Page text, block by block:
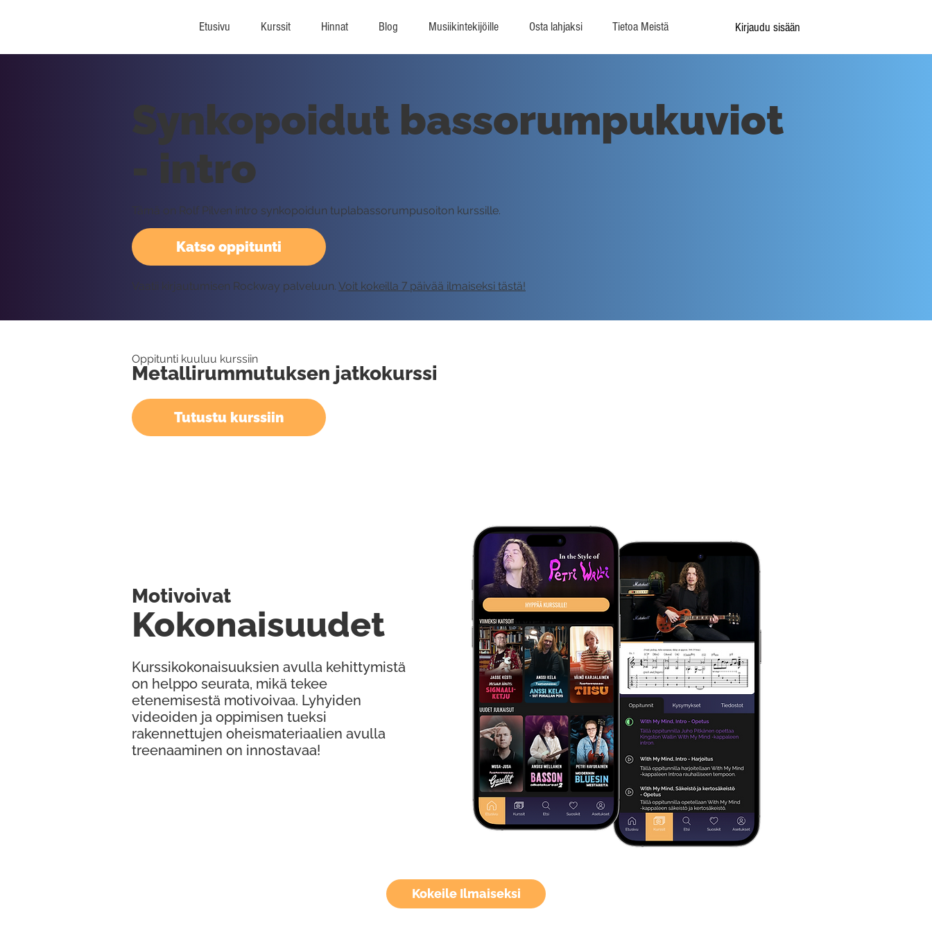
Etusivu Kurssit Hinnat Blog Musiikintekijöille Osta lahjaksi Tietoa Meistä Kirjaudu sisään
Kokeile Ilmaiseksi
Katso oppitunti
Synkopoidut bassorumpukuviot
- intro
Tämä on Rolf Pilven intro synkopoidun tuplabassorumpusoiton kurssille.
Vaatii kirjautumisen Rockway palveluun. Voit kokeilla 7 päivää ilmaiseksi tästä!
Oppitunti kuuluu kurssiin
Metallirummutuksen jatkokurssi
Tutustu kurssiin
Kurssikokonaisuuksien avulla kehittymistä
on helppo seurata, mikä tekee
etenemisestä motivoivaa. Lyhyiden
videoiden ja oppimisen tueksi
rakennettujen oheismateriaalien avulla
treenaaminen on innostavaa!
Kokonaisuudet
Motivoivat